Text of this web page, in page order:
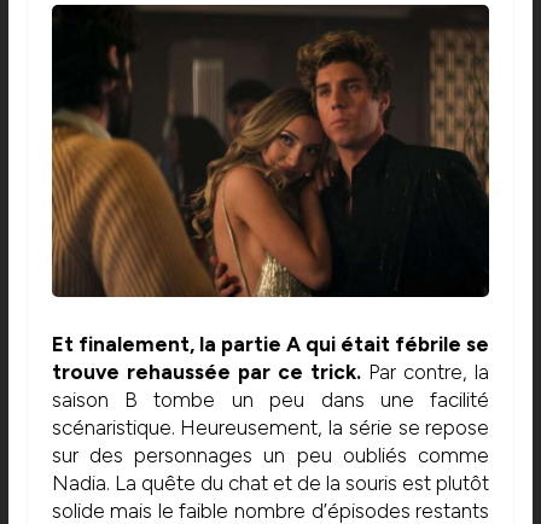
Et finalement, la partie A qui était fébrile se
trouve rehaussée par ce trick. Par contre, la
saison B tombe un peu dans une facilité
scénaristique. Heureusement, la série se repose
sur des personnages un peu oubliés comme
Nadia. La quête du chat et de la souris est plutôt
solide mais le faible nombre d’épisodes restants